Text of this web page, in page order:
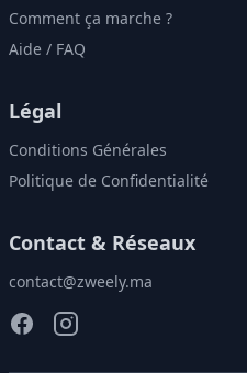
Comment ça marche ?
Aide / FAQ
Légal
Conditions Générales
Politique de Confidentialité
Contact & Réseaux
contact@zweely.ma